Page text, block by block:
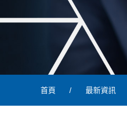
首頁 最新資訊